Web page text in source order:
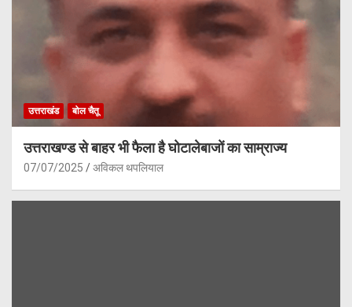
उत्तराखंड बोल चैतू
उत्तराखण्ड से बाहर भी फैला है घोटालेबाजों का साम्राज्य
07/07/2025 अविकल थपलियाल